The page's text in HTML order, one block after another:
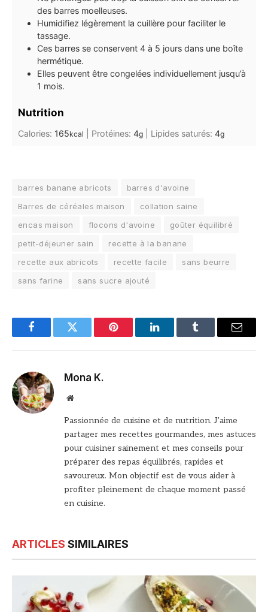
des barres moelleuses.
Humidifiez légèrement la cuillère pour faciliter le
tassage.
Ces barres se conservent 4 à 5 jours dans une boîte
hermétique.
Elles peuvent être congelées individuellement jusqu’à
1 mois.
Nutrition
Calories: 165kcal Protéines: 4g Lipides saturés: 4g
barres banane abricots
barres d'avoine
Barres de céréales maison
collation saine
encas maison
flocons d'avoine
goûter équilibré
petit-déjeuner sain
recette à la banane
recette aux abricots
recette facile
sans beurre
sans farine
sans sucre ajouté
FacebookTwitter Pinterest LinkedInTumblr Email
Mona K.
Site
Passionnée de cuisine et de nutrition. J’aime
partager mes recettes gourmandes, mes astuces
pour cuisiner sainement et mes conseils pour
préparer des repas équilibrés, rapides et
savoureux. Mon objectif est de vous aider à
profiter pleinement de chaque moment passé
en cuisine.
ARTICLES SIMILAIRES